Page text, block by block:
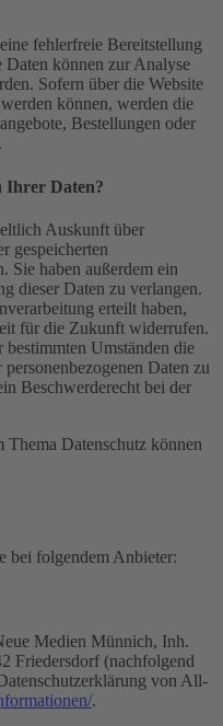
fehlerfreie Bereitstellung
Daten können zur Analyse
Sofern über die Website
können, werden die
Bestellungen oder
Ihrer Daten?
Auskunft über
gespeicherten
Sie haben außerdem ein
dieser Daten zu verlangen.
erteilt haben,
für die Zukunft widerrufen.
bestimmten Umständen die
Daten zu
Beschwerderecht bei der
Datenschutz können
bei folgendem Anbieter:
Medien Münnich, Inh.
Friedersdorf (nachfolgend
von All-
.